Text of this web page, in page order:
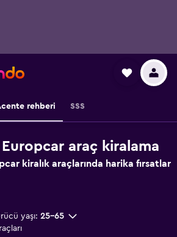
rehberi SSS
araç kiralama
kiralık araçlarında harika fırsatlar
yaşı: 25-65